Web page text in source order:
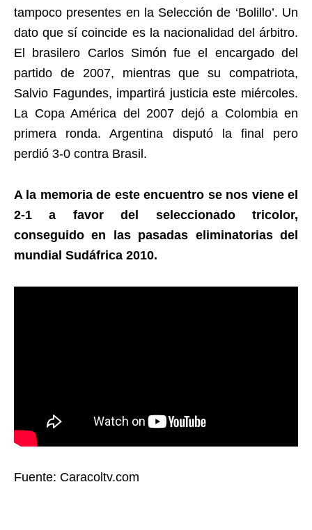
tampoco presentes en la Selección de ‘Bolillo’. Un
dato que sí coincide es la nacionalidad del árbitro.
El brasilero Carlos Simón fue el encargado del
partido de 2007, mientras que su compatriota,
Salvio Fagundes, impartirá justicia este miércoles.
La Copa América del 2007 dejó a Colombia en
primera ronda. Argentina disputó la final pero
perdió 3-0 contra Brasil.
A la memoria de este encuentro se nos viene el
2-1 a favor del seleccionado tricolor,
conseguido en las pasadas eliminatorias del
mundial Sudáfrica 2010.
Fuente: Caracoltv.com